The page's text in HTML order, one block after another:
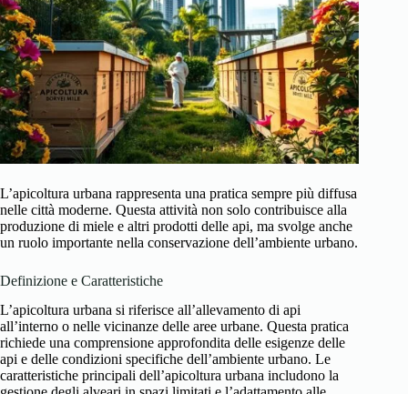
L’apicoltura urbana rappresenta una pratica sempre più diffusa
nelle città moderne. Questa attività non solo contribuisce alla
produzione di miele e altri prodotti delle api, ma svolge anche
un ruolo importante nella conservazione dell’ambiente urbano.
Definizione e Caratteristiche
L’apicoltura urbana si riferisce all’allevamento di api
all’interno o nelle vicinanze delle aree urbane. Questa pratica
richiede una comprensione approfondita delle esigenze delle
api e delle condizioni specifiche dell’ambiente urbano. Le
caratteristiche principali dell’apicoltura urbana includono la